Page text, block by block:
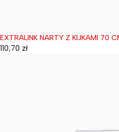
Wyprzedane
EXTRALINK NARTY Z KIJKAMI 70
110,70 zł